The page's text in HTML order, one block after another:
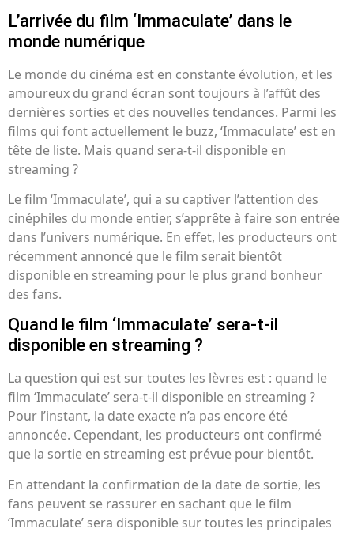
L’arrivée du film ‘Immaculate’ dans le
monde numérique
Le monde du cinéma est en constante évolution, et les
amoureux du grand écran sont toujours à l’affût des
dernières sorties et des nouvelles tendances. Parmi les
films qui font actuellement le buzz, ‘Immaculate’ est en
tête de liste. Mais quand sera-t-il disponible en
streaming ?
Le film ‘Immaculate’, qui a su captiver l’attention des
cinéphiles du monde entier, s’apprête à faire son entrée
dans l’univers numérique. En effet, les producteurs ont
récemment annoncé que le film serait bientôt
disponible en streaming pour le plus grand bonheur
des fans.
Quand le film ‘Immaculate’ sera-t-il
disponible en streaming ?
La question qui est sur toutes les lèvres est : quand le
film ‘Immaculate’ sera-t-il disponible en streaming ?
Pour l’instant, la date exacte n’a pas encore été
annoncée. Cependant, les producteurs ont confirmé
que la sortie en streaming est prévue pour bientôt.
En attendant la confirmation de la date de sortie, les
fans peuvent se rassurer en sachant que le film
‘Immaculate’ sera disponible sur toutes les principales